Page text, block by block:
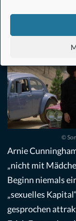
wo es zu einem
©
Arnie
„nicht mit
Beginn niemals
„sexuelles
gesprochen